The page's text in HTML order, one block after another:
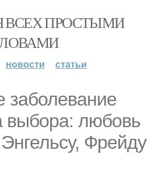
ВСЕХ ПРОСТЫМИ
новости статьи
заболевание
выбора: любовь
Фрейду